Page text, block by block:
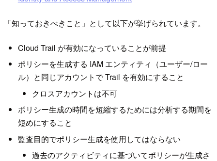
「知っておきべきこと」として以下が挙げられています。
Cloud Trail が有効になっていることが前提
ポリシーを生成する IAM エンティティ（ユーザー/ロー
ル）と同じアカウントで Trail を有効にすること
クロスアカウントは不可
ポリシー生成の時間を短縮するためには分析する期間を
短めにすること
監査目的でポリシー生成を使用してはならない
過去のアクティビティに基づいてポリシーが生成さ